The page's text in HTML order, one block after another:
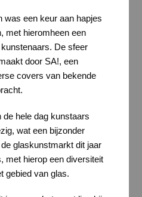
was een keur aan hapjes
met hieromheen een
De sfeer
door SA!, een
covers van bekende
hele dag kunstaars
wat een bijzonder
glaskunstmarkt dit jaar
met hierop een diversiteit
gebied van glas.